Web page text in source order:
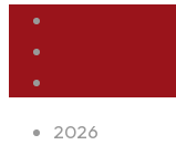
2026